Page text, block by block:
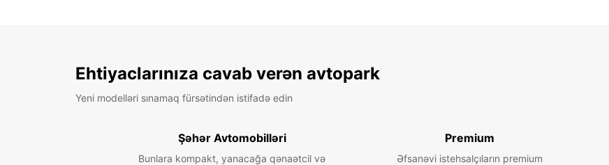
Ehtiyaclarınıza cavab verən avtopark
Yeni modelləri sınamaq fürsətindən istifadə edin
Şəhər Avtomobilləri
Bunlara kompakt, yanacağa qənaətcil və
Premium
Əfsanəvi istehsalçıların premium